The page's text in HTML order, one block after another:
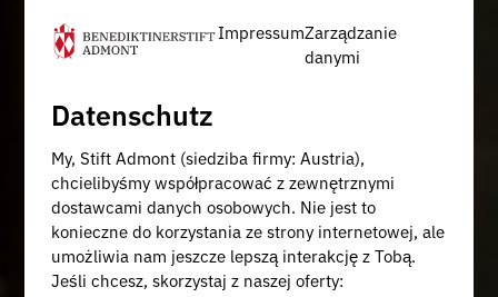
ImpressumZarządzanie
danymi
Datenschutz
My, Stift Admont (siedziba firmy: Austria),
chcielibyśmy współpracować z zewnętrznymi
dostawcami danych osobowych. Nie jest to
konieczne do korzystania ze strony internetowej, ale
umożliwia nam jeszcze lepszą interakcję z Tobą.
Jeśli chcesz, skorzystaj z naszej oferty: